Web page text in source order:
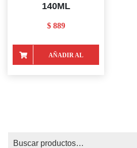
140ML
$889
AÑADIR AL